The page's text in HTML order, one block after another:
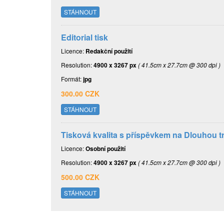
STÁHNOUT
Editorial tisk
Licence: Redakční použití
Resolution:4900 x 3267 px( 41.5cm x 27.7cm @ 300 dpi )
Formát:jpg
300.00 CZK
STÁHNOUT
Tisková kvalita s příspěvkem na Dlouhou
Licence:Osobní použití
Resolution:4900 x 3267 px( 41.5cm x 27.7cm @ 300 dpi )
500.00 CZK
STÁHNOUT